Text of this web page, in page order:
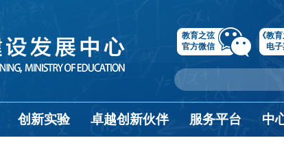
教育之弦
官方微信
《教
电子
创新实验 卓越创新伙伴 服务平台 中